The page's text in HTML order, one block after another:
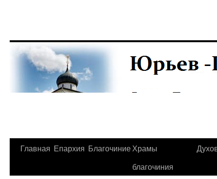
Перейти
Главная Епархия БлагочиниеХрамы
благочиния